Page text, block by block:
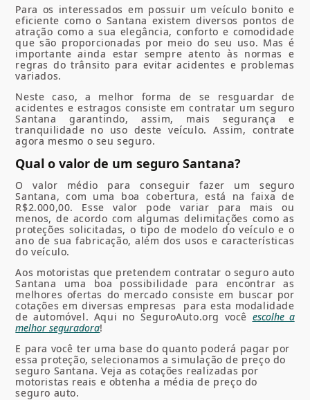
Para os interessados em possuir um veículo bonito e
eficiente como o Santana existem diversos pontos de
atração como a sua elegância, conforto e comodidade
que são proporcionadas por meio do seu uso. Mas é
importante ainda estar sempre atento às normas e
regras do trânsito para evitar acidentes e problemas
variados.
Neste caso, a melhor forma de se resguardar de
acidentes e estragos consiste em contratar um seguro
Santana garantindo, assim, mais segurança e
tranquilidade no uso deste veículo. Assim, contrate
agora mesmo o seu seguro.
Qual o valor de um seguro Santana?
O valor médio para conseguir fazer um seguro
Santana, com uma boa cobertura, está na faixa de
R$2.000,00. Esse valor pode variar para mais ou
menos, de acordo com algumas delimitações como as
proteções solicitadas, o tipo de modelo do veículo e o
ano de sua fabricação, além dos usos e características
do veículo.
Aos motoristas que pretendem contratar o seguro auto
Santana uma boa possibilidade para encontrar as
melhores ofertas do mercado consiste em buscar por
cotações em diversas empresas para esta modalidade
de automóvel. Aqui no SeguroAuto.org você escolhe a
melhor seguradora!
E para você ter uma base do quanto poderá pagar por
essa proteção, selecionamos a simulação de preço do
seguro Santana. Veja as cotações realizadas por
motoristas reais e obtenha a média de preço do
seguro auto.